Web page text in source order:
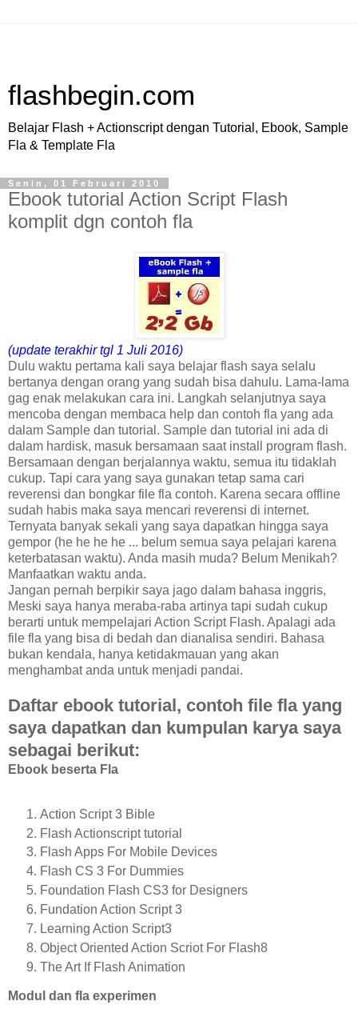
flashbegin.com
Belajar Flash + Actionscript dengan Tutorial, Ebook, Sample
Fla & Template Fla
Senin, 01 Februari 2010
Ebook tutorial Action Script Flash
komplit dgn contoh fla
(update terakhir tgl 1 Juli 2016)
Dulu waktu pertama kali saya belajar flash saya selalu
bertanya dengan orang yang sudah bisa dahulu. Lama-lama
gag enak melakukan cara ini. Langkah selanjutnya saya
mencoba dengan membaca help dan contoh fla yang ada
dalam Sample dan tutorial. Sample dan tutorial ini ada di
dalam hardisk, masuk bersamaan saat install program flash.
Bersamaan dengan berjalannya waktu, semua itu tidaklah
cukup. Tapi cara yang saya gunakan tetap sama cari
reverensi dan bongkar file fla contoh. Karena secara offline
sudah habis maka saya mencari reverensi di internet.
Ternyata banyak sekali yang saya dapatkan hingga saya
gempor (he he he he ... belum semua saya pelajari karena
keterbatasan waktu). Anda masih muda? Belum Menikah?
Manfaatkan waktu anda.
Jangan pernah berpikir saya jago dalam bahasa inggris,
Meski saya hanya meraba-raba artinya tapi sudah cukup
berarti untuk mempelajari Action Script Flash. Apalagi ada
file fla yang bisa di bedah dan dianalisa sendiri. Bahasa
bukan kendala, hanya ketidakmauan yang akan
menghambat anda untuk menjadi pandai.
Daftar ebook tutorial, contoh file fla yang
saya dapatkan dan kumpulan karya saya
sebagai berikut:
Ebook beserta Fla
Action Script 3 Bible
Flash Actionscript tutorial
Flash Apps For Mobile Devices
Flash CS 3 For Dummies
Foundation Flash CS3 for Designers
Fundation Action Script 3
Learning Action Script3
Object Oriented Action Scriot For Flash8
The Art If Flash Animation
Modul dan fla experimen